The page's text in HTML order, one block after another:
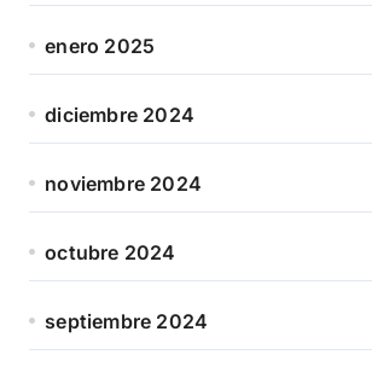
enero 2025
diciembre 2024
noviembre 2024
octubre 2024
septiembre 2024